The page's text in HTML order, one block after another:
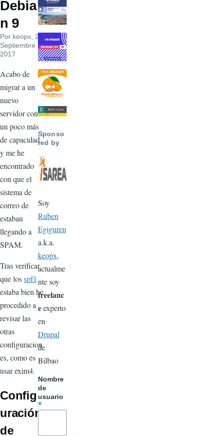
Debia
n 9
Por keopx , 2
Septiembre
2017
Acabo de
migrar a un
nuevo
servidor con
un poco más
de capacidad
y me he
encontrado
con que el
sistema de
correo de
estaban
llegando a
SPAM.
Tras verificar
que losspf1
estaba bien he
procedido a
revisar las
otras
configuracion
es, como es
usar exim4.
Config
uración
de
Sponso
red by
Soy
Ruben
Egiguren
a.k.a.
keopx,
actualme
nte soy
freelanc
eexperto
en
Drupal
de
Bilbao
Nombre
de
usuario